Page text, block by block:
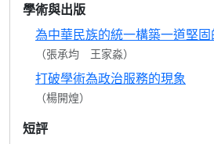
學術與出版
為中華民族的統一構築一道堅
（張承均 王家淼）
打破學術為政治服務的現象
（楊開煌）
短評